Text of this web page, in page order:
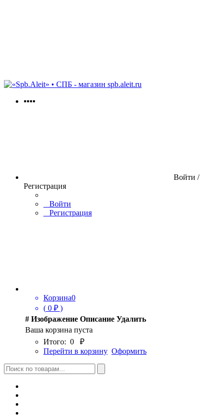
spb.aleit.ru
▪▪▪▪
Войти /
Регистрация
Войти
Регистрация
Корзина0
( 0 ₽ )
# Изображение Описание Удалить
Ваша корзина пуста
Итого: 0
₽
Перейти в корзину Оформить